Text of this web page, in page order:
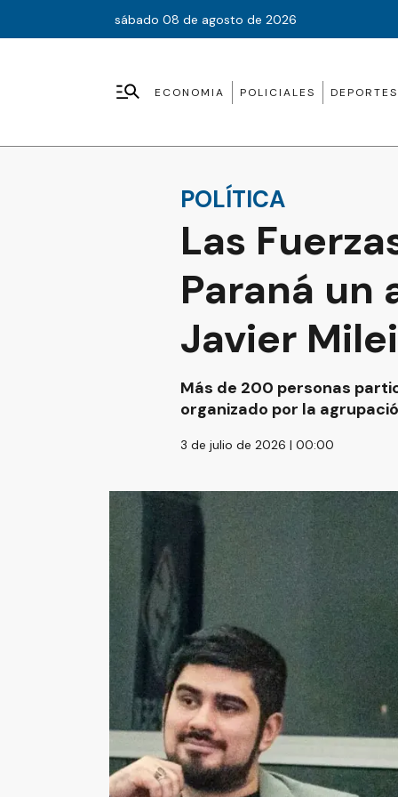
sábado 08 de agosto de 2026
ECONOMIA POLICIALES DEPORTES
POLÍTICA
Las
Paraná un
Javier Milei
Más de 200 personas
organizado por la
3 de julio de 2026 | 00:00